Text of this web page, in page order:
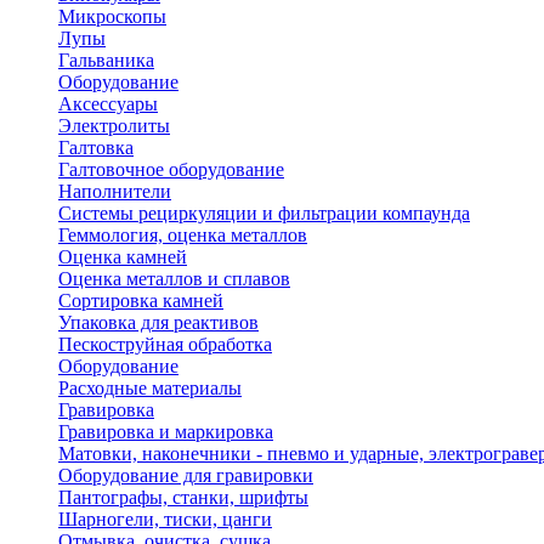
Микроскопы
Лупы
Гальваника
Оборудование
Аксессуары
Электролиты
Галтовка
Галтовочное оборудование
Наполнители
Системы рециркуляции и фильтрации компаунда
Геммология, оценка металлов
Оценка камней
Оценка металлов и сплавов
Сортировка камней
Упаковка для реактивов
Пескоструйная обработка
Оборудование
Расходные материалы
Гравировка
Гравировка и маркировка
Матовки, наконечники - пневмо и ударные,
Оборудование для гравировки
Пантографы, станки, шрифты
Шарногели, тиски, цанги